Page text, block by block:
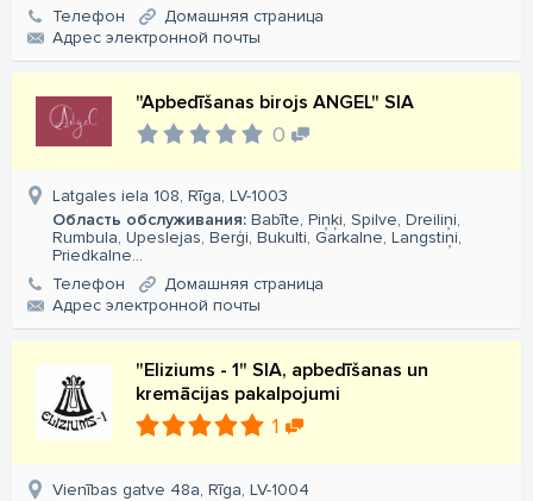
Телефон
Домашняя страница
Aдрес электронной почты
"Apbedīšanas birojs ANGEL" SIA
0
Latgales iela 108, Rīga, LV-1003
Область обслуживания: Babīte, Piņķi, Spilve, Dreiliņi,
Rumbula, Upeslejas, Berģi, Bukulti, Garkalne, Langstiņi,
Priedkalne...
Телефон
Домашняя страница
Aдрес электронной почты
"Eliziums - 1" SIA, apbedīšanas un
kremācijas pakalpojumi
1
Vienības gatve 48a, Rīga, LV-1004